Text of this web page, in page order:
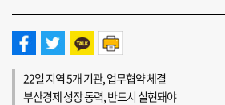
22일 지역 5개 기관, 업무협약 체결
부산경제 성장 동력, 반드시 실현돼야